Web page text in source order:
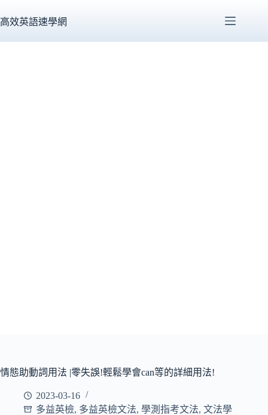
至
高效英語速學網
情態助動詞用法 |零失誤!輕鬆學會can等的詳細用法!
2023-03-16
多益英檢, 多益英檢文法, 學測指考文法, 文法學